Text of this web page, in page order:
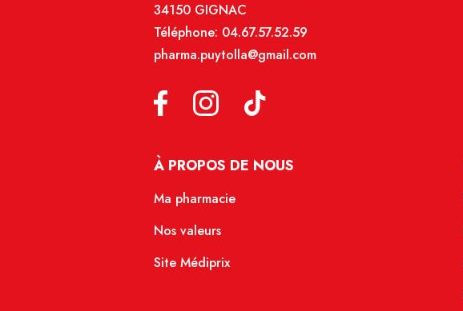
34150 GIGNAC
Téléphone: 04.67.57.52.59
pharma.puytolla@gmail.com
À PROPOS DE NOUS
Ma pharmacie
Nos valeurs
Site Médiprix